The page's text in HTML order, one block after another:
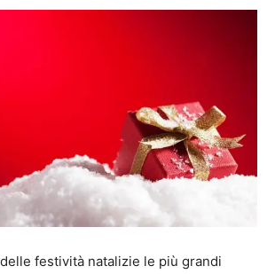
delle festività natalizie le più grandi